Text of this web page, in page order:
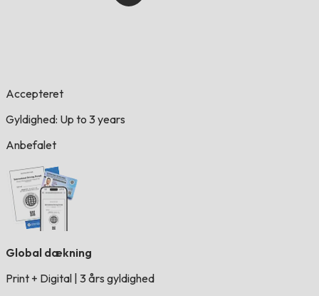
Accepteret
Gyldighed: Up to 3 years
Anbefalet
Global dækning
Print + Digital 3 års gyldighed